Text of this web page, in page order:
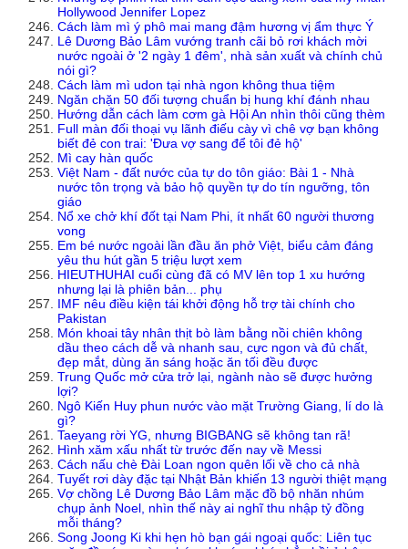
Hollywood Jennifer Lopez
Cách làm mì ý phô mai mang đậm hương vị ẩm thực Ý
Lê Dương Bảo Lâm vướng tranh cãi bỏ rơi khách mời
nước ngoài ở '2 ngày 1 đêm', nhà sản xuất và chính chủ
nói gì?
Cách làm mì udon tại nhà ngon không thua tiệm
Ngăn chặn 50 đối tượng chuẩn bị hung khí đánh nhau
Hướng dẫn cách làm cơm gà Hội An nhìn thôi cũng thèm
Full màn đối thoại vụ lãnh điếu cày vì chê vợ bạn không
biết đẻ con trai: 'Đưa vợ sang để tôi đẻ hộ'
Mì cay hàn quốc
Việt Nam - đất nước của tự do tôn giáo: Bài 1 - Nhà
nước tôn trọng và bảo hộ quyền tự do tín ngưỡng, tôn
giáo
Nổ xe chở khí đốt tại Nam Phi, ít nhất 60 người thương
vong
Em bé nước ngoài lần đầu ăn phở Việt, biểu cảm đáng
yêu thu hút gần 5 triệu lượt xem
HIEUTHUHAI cuối cùng đã có MV lên top 1 xu hướng
nhưng lại là phiên bản... phụ
IMF nêu điều kiện tái khởi động hỗ trợ tài chính cho
Pakistan
Món khoai tây nhân thịt bò làm bằng nồi chiên không
dầu theo cách dễ và nhanh sau, cực ngon và đủ chất,
đẹp mắt, dùng ăn sáng hoặc ăn tối đều được
Trung Quốc mở cửa trở lại, ngành nào sẽ được hưởng
lợi?
Ngô Kiến Huy phun nước vào mặt Trường Giang, lí do là
gì?
Taeyang rời YG, nhưng BIGBANG sẽ không tan rã!
Hình xăm xấu nhất từ trước đến nay về Messi
Cách nấu chè Đài Loan ngon quên lối về cho cả nhà
Tuyết rơi dày đặc tại Nhật Bản khiến 13 người thiệt mạng
Vợ chồng Lê Dương Bảo Lâm mặc đồ bộ nhăn nhúm
chụp ảnh Noel, nhìn thế này ai nghĩ thu nhập tỷ đồng
mỗi tháng?
Song Joong Ki khi hẹn hò bạn gái ngoại quốc: Liên tục